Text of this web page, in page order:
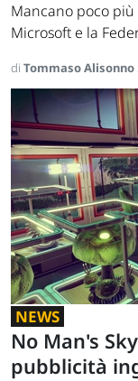
Mancano poco
Microsoft e la
di Tommaso Alisonno
NEWS
No Man's
pubblicità